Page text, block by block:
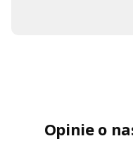
Opinie o